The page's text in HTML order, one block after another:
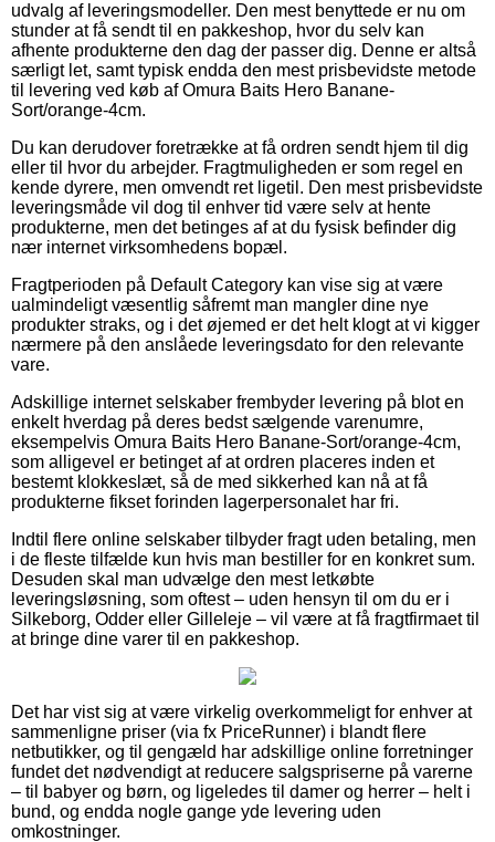
udvalg af leveringsmodeller. Den mest benyttede er nu om
stunder at få sendt til en pakkeshop, hvor du selv kan
afhente produkterne den dag der passer dig. Denne er altså
særligt let, samt typisk endda den mest prisbevidste metode
til levering ved køb af Omura Baits Hero Banane-
Sort/orange-4cm.
Du kan derudover foretrække at få ordren sendt hjem til dig
eller til hvor du arbejder. Fragtmuligheden er som regel en
kende dyrere, men omvendt ret ligetil. Den mest prisbevidste
leveringsmåde vil dog til enhver tid være selv at hente
produkterne, men det betinges af at du fysisk befinder dig
nær internet virksomhedens bopæl.
Fragtperioden på Default Category kan vise sig at være
ualmindeligt væsentlig såfremt man mangler dine nye
produkter straks, og i det øjemed er det helt klogt at vi kigger
nærmere på den anslåede leveringsdato for den relevante
vare.
Adskillige internet selskaber frembyder levering på blot en
enkelt hverdag på deres bedst sælgende varenumre,
eksempelvis Omura Baits Hero Banane-Sort/orange-4cm,
som alligevel er betinget af at ordren placeres inden et
bestemt klokkeslæt, så de med sikkerhed kan nå at få
produkterne fikset forinden lagerpersonalet har fri.
Indtil flere online selskaber tilbyder fragt uden betaling, men
i de fleste tilfælde kun hvis man bestiller for en konkret sum.
Desuden skal man udvælge den mest letkøbte
leveringsløsning, som oftest – uden hensyn til om du er i
Silkeborg, Odder eller Gilleleje – vil være at få fragtfirmaet til
at bringe dine varer til en pakkeshop.
Det har vist sig at være virkelig overkommeligt for enhver at
sammenligne priser (via fx PriceRunner) i blandt flere
netbutikker, og til gengæld har adskillige online forretninger
fundet det nødvendigt at reducere salgspriserne på varerne
– til babyer og børn, og ligeledes til damer og herrer – helt i
bund, og endda nogle gange yde levering uden
omkostninger.